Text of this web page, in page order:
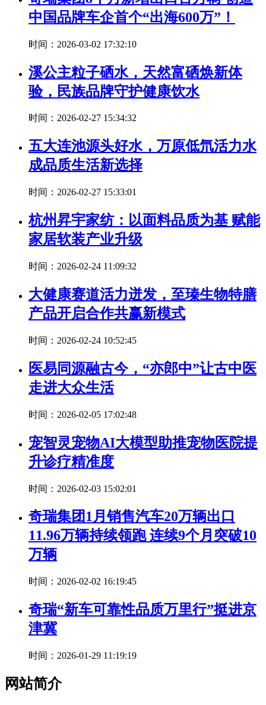
中国品牌车企首个“出海600万”！
时间：2026-03-02 17:32:10
溪公主粒子硒水，天然富硒焕新体
验，民族品牌守护健康饮水
时间：2026-02-27 15:34:32
五大连池源头好水，万原低氘活力水
成品质生活新选择
时间：2026-02-27 15:33:01
杭州昇宇家纺：以面料品质为基 赋能
家居软装产业升级
时间：2026-02-24 11:09:32
大健康赛道活力迸发，至瑧生物特膳
产品开启合作共赢新模式
时间：2026-02-24 10:52:45
医易同源融古今，“亦郎中”让古中医
走进大众生活
时间：2026-02-05 17:02:48
宠智灵宠物AI大模型助推宠物医院提
升诊疗精准度
时间：2026-02-03 15:02:01
奇瑞集团1月销售汽车20万辆出口
11.96万辆持续领跑 连续9个月突破10
万辆
时间：2026-02-02 16:19:45
奇瑞“新车可靠性品质万里行”挺进京
津冀
时间：2026-01-29 11:19:19
网站简介